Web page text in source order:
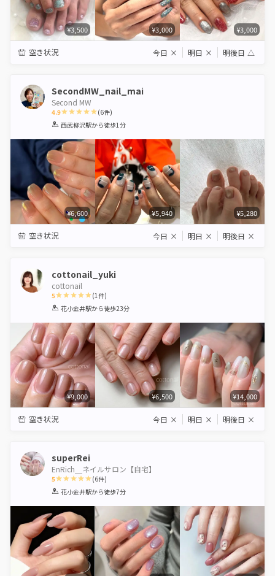
¥3,500 ¥3,000 ¥3,000
空き状況 今日 × 明日 × 明後日 △
SecondMW_nail_mai
Second MW
4.9
1 2 3 4 5
(6件)
西武柳沢駅から徒歩1分
¥6,600 ¥5,940 ¥5,280
空き状況 今日 × 明日 × 明後日 ×
cottonail_yuki
cottonail
5
1 2 3 4 5
(1件)
花小金井駅から徒歩23分
¥9,000 ¥6,500 ¥14,000
空き状況 今日 × 明日 × 明後日 ×
superRei
EnRich＿ネイルサロン【自宅】
5
1 2 3 4 5
(6件)
花小金井駅から徒歩7分